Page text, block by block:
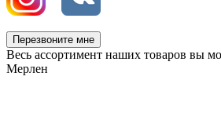
Перезвоните мне
Весь ассортимент наших товаров вы
Мерлен